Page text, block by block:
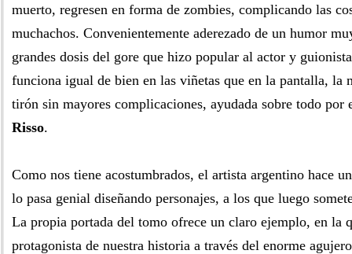
muerto, regresen en forma de zombies, complicando las
muchachos. Convenientemente aderezado de un humor
grandes dosis del gore que hizo popular al actor y
funciona igual de bien en las viñetas que en la pantalla, la
tirón sin mayores complicaciones, ayudada sobre todo por
Risso.
Como nos tiene acostumbrados, el artista argentino hace
lo pasa genial diseñando personajes, a los que luego
La propia portada del tomo ofrece un claro ejemplo, en la
protagonista de nuestra historia a través del enorme